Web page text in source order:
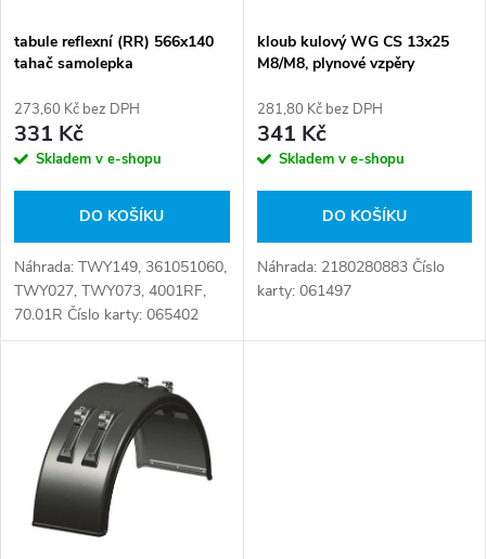
p
r
o
u
k
s
p
r
o
d
u
k
tabule reflexní (RR) 566x140
tahač samolepka
273,60 Kč bez DPH
331 Kč
Skladem v e-shopu
DO KOŠÍKU
Náhrada: TWY149, 361051060,
TWY027, TWY073, 4001RF,
70.01R Číslo karty: 065402
kloub kulový WG CS 13x25
M8/M8, plynové vzpěry
281,80 Kč bez DPH
341 Kč
Skladem v e-shopu
DO KOŠÍKU
Náhrada: 2180280883 Číslo
karty: 061497